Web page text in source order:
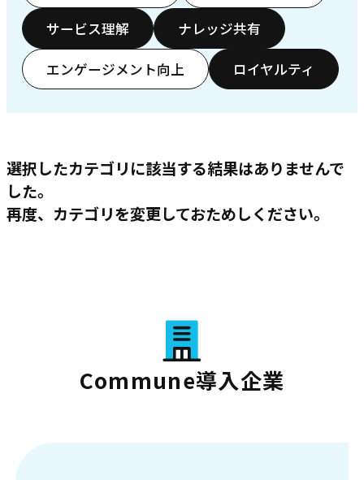
サービス理解 ナレッジ共有
エンゲージメント向上 ロイヤルティ
選択したカテゴリに該当する結果はありませんで
した。
再度、カテゴリを変更しておためしください。
Commune導入企業